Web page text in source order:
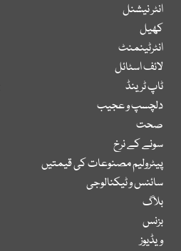
انٹر نیشنل
کھیل
انٹرٹینمنٹ
لائف اسٹائل
ٹاپ ٹرینڈ
دلچسپ و عجیب
صحت
سونے کے نرخ
پیٹرولیم مصنوعات کی قیمتیں
سائنس و ٹیکنالوجی
بلاگ
بزنس
ویڈیوز